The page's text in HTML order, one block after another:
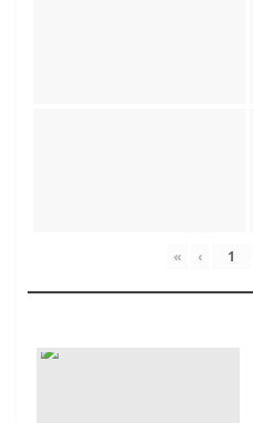
« ‹